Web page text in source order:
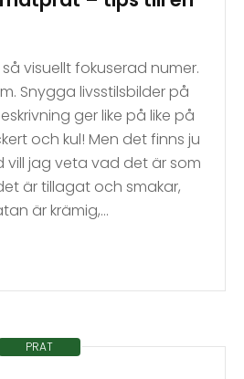
visuellt fokuserad numer.
Snygga livsstilsbilder på
ger like på like på
och kul! Men det finns ju
vill jag veta vad det är som
är tillagat och smakar,
är krämig,…
PRAT